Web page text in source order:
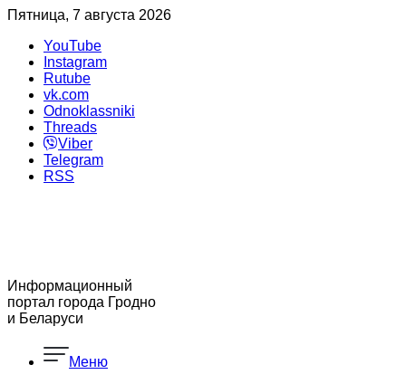
Пятница, 7 августа 2026
YouTube
Instagram
Rutube
vk.com
Odnoklassniki
Threads
Viber
Telegram
RSS
Информационный
портал города Гродно
и Беларуси
Меню